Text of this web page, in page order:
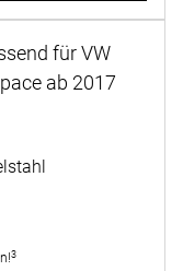
für VW
ab 2017
3